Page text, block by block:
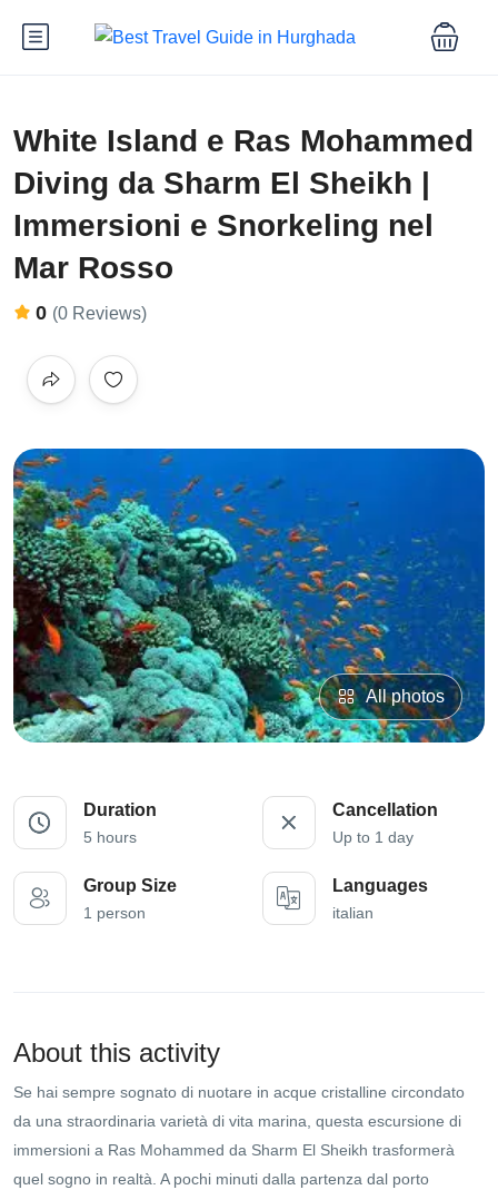
White Island e Ras Mohammed
Diving da Sharm El Sheikh |
Immersioni e Snorkeling nel
Mar Rosso
0 (0 Reviews)
All photos
Duration
5 hours
Cancellation
Up to 1 day
Group Size
1 person
Languages
italian
About this activity
Se hai sempre sognato di nuotare in acque cristalline circondato
da una straordinaria varietà di vita marina, questa escursione di
immersioni a Ras Mohammed da Sharm El Sheikh trasformerà
quel sogno in realtà. A pochi minuti dalla partenza dal porto